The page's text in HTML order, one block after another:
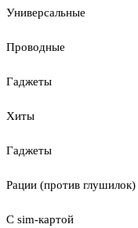
Универсальные
Проводные
Гаджеты
Хиты
Гаджеты
Рации (против глушилок)
С sim-картой